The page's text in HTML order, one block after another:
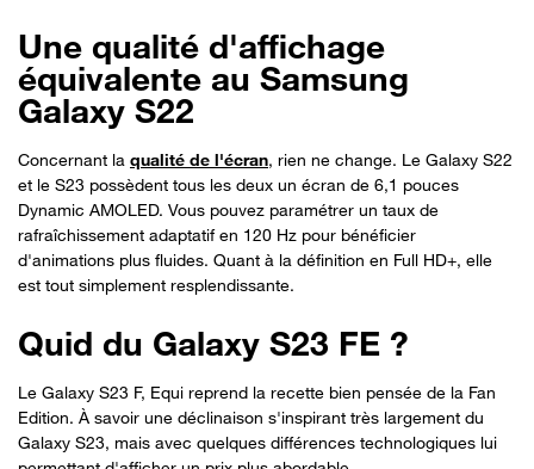
Une qualité d'affichage
équivalente au Samsung
Galaxy S22
Concernant la qualité de l'écran, rien ne change. Le Galaxy S22
et le S23 possèdent tous les deux un écran de 6,1 pouces
Dynamic AMOLED. Vous pouvez paramétrer un taux de
rafraîchissement adaptatif en 120 Hz pour bénéficier
d'animations plus fluides. Quant à la définition en Full HD+, elle
est tout simplement resplendissante.
Quid du Galaxy S23 FE ?
Le Galaxy S23 F, Equi reprend la recette bien pensée de la Fan
Edition. À savoir une déclinaison s'inspirant très largement du
Galaxy S23, mais avec quelques différences technologiques lui